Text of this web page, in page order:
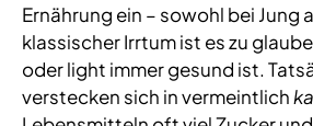
Ernährung ein – sowohl bei Jung
klassischer Irrtum ist es zu
oder light immer gesund ist.
verstecken sich in vermeintlich